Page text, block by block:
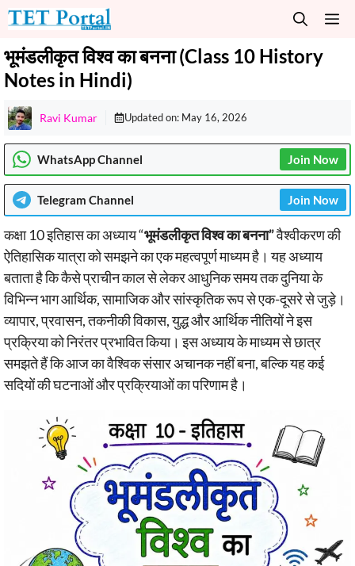
Skip
to
content
भूमंडलीकृत विश्व का बनना (Class 10 History
Notes in Hindi)
Ravi Kumar Updated on: May 16, 2026
WhatsApp Channel Join Now
Telegram Channel Join Now
कक्षा 10 इतिहास का अध्याय “भूमंडलीकृत विश्व का बनना”वैश्वीकरण की
ऐतिहासिक यात्रा को समझने का एक महत्वपूर्ण माध्यम है। यह अध्याय
बताता है कि कैसे प्राचीन काल से लेकर आधुनिक समय तक दुनिया के
विभिन्न भाग आर्थिक, सामाजिक और सांस्कृतिक रूप से एक-दूसरे से जुड़े।
व्यापार, प्रवासन, तकनीकी विकास, युद्ध और आर्थिक नीतियों ने इस
प्रक्रिया को निरंतर प्रभावित किया। इस अध्याय के माध्यम से छात्र
समझते हैं कि आज का वैश्विक संसार अचानक नहीं बना, बल्कि यह कई
सदियों की घटनाओं और प्रक्रियाओं का परिणाम है।